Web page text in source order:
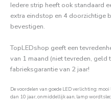
Iedere strip heeft ook standaard
extra eindstop en 4 doorzichtige
bevestigen.
TopLEDshop geeft een
van 1 maand (niet tevreden, geld
fabrieksgarantie van 2 jaar!
De voordelen van goede LED verlichting:
dan 10 jaar, onmiddellijk aan, lamp wordt